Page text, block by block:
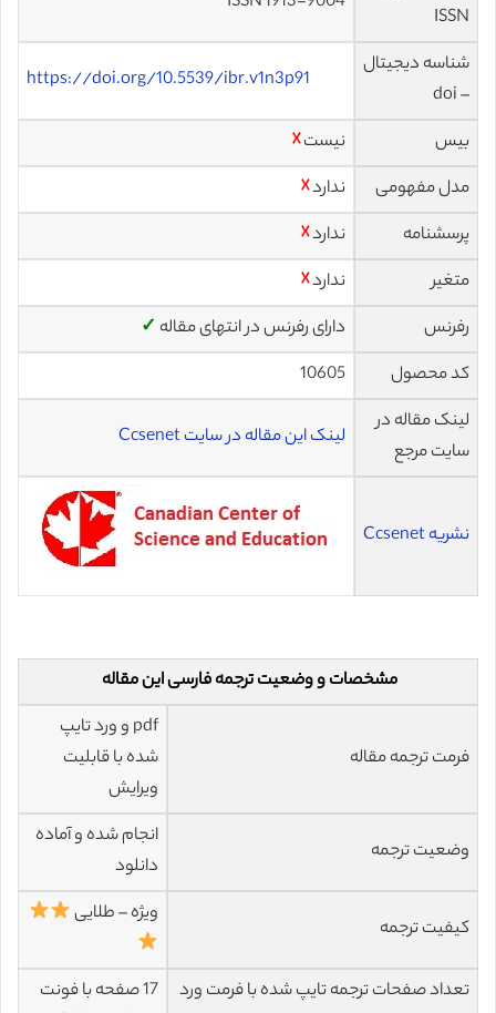
ISSN
شناسه دیجیتال
– doi
https://doi.org/10.5539/ibr.v1n3p91
بیس نیست☓
مدل مفهومی
ندارد☓
پرسشنامه
ندارد☓
متغیر
ندارد☓
رفرنس
دارای رفرنس در انتهای مقاله ✓
کد محصول
10605
لینک مقاله در
سایت مرجع
لینک این مقاله در سایت Ccsenet
نشریه Ccsenet
مشخصات و وضعیت ترجمه فارسی این مقاله
فرمت ترجمه مقاله
pdf و ورد تایپ
شده با قابلیت
ویرایش
وضعیت ترجمه
انجام شده و آماده
دانلود
کیفیت ترجمه
ویژه – طلایی
تعداد صفحات ترجمه تایپ شده با فرمت ورد
17 صفحه با فونت